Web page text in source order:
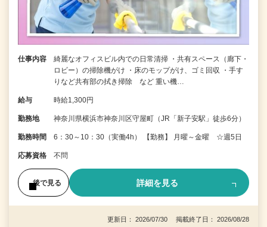
仕事内容
綺麗なオフィスビル内での日常清掃 ・共有スペース（廊下・
ロビー）の掃除機がけ ・床のモップがけ、ゴミ回収 ・手す
りなど共有部の拭き掃除 など 重い機…
給与 時給1,300円
勤務地 神奈川県横浜市神奈川区守屋町（JR「新子安駅」徒歩6分）
勤務時間 6：30～10：30（実働4h） 【勤務】 月曜～金曜 ☆週5日
応募資格 不問
後で見る 詳細を見る
更新日： 2026/07/30 掲載終了日： 2026/08/28